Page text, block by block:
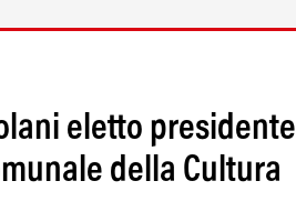
eletto presidente
della Cultura